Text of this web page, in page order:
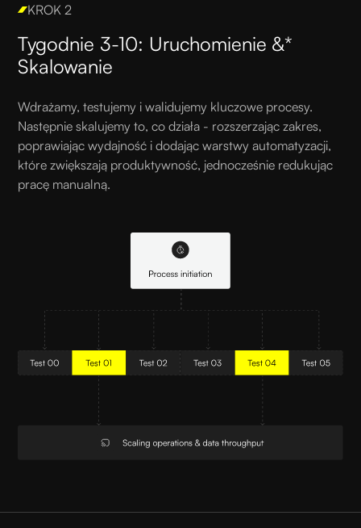
KROK 2
Tygodnie 3-10: Uruchomienie &*
Skalowanie
Wdrażamy, testujemy i walidujemy kluczowe procesy.
Następnie skalujemy to, co działa - rozszerzając zakres,
poprawiając wydajność i dodając warstwy automatyzacji,
które zwiększają produktywność, jednocześnie redukując
pracę manualną.